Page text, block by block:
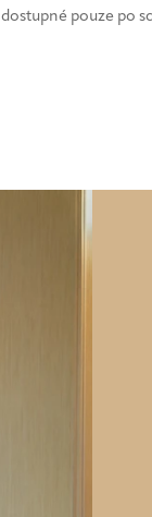
dostupné pouze po